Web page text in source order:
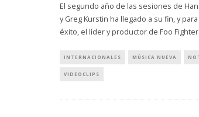
El segundo año de las sesiones de
y Greg Kurstin ha llegado a su fin, y
éxito, el líder y productor de Foo
INTERNACIONALES MÚSICA NUEVA
VIDEOCLIPS